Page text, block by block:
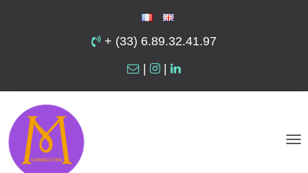
+ (33) 6.89.32.41.97
Les erreurs à éviter
pour réussir votre